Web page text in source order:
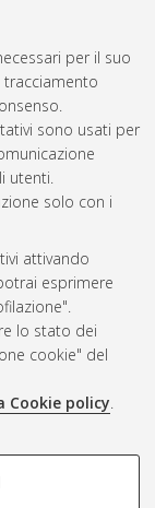
per il suo
sono usati per
utenti.
solo con i
attivando
esprimere
lo stato dei
cookie" del
Cookie policy.